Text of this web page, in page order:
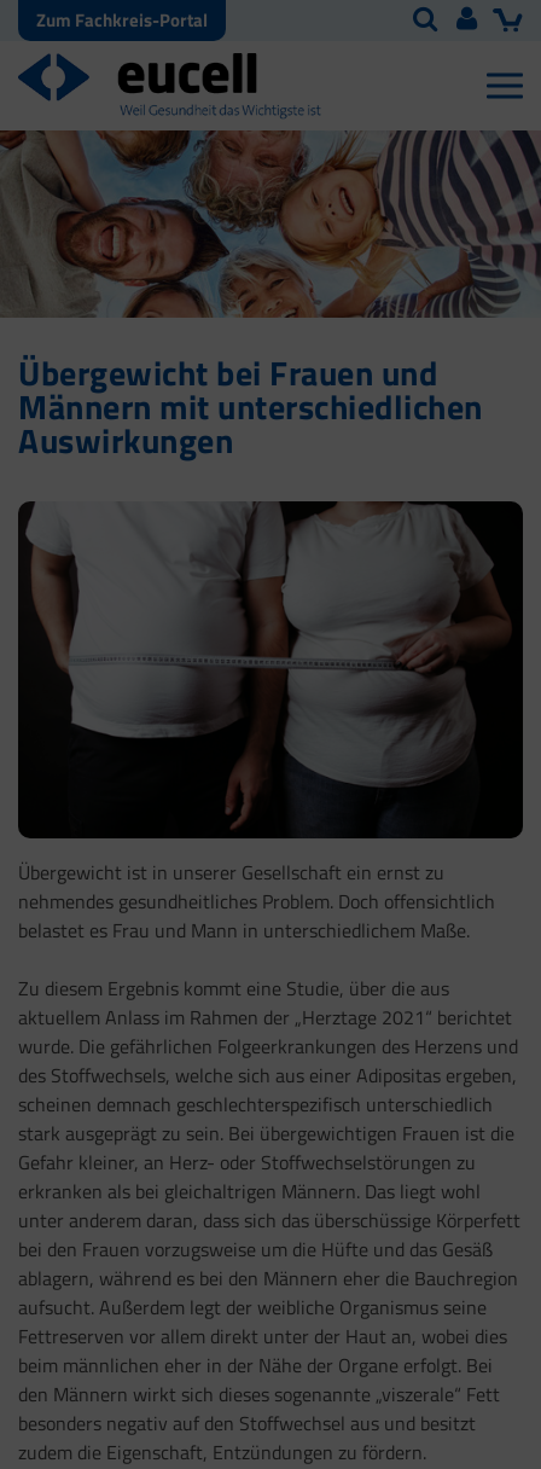
Zum Fachkreis-Portal
Übergewicht bei Frauen und
Männern mit unterschiedlichen
Auswirkungen
Übergewicht ist in unserer Gesellschaft ein ernst zu
nehmendes gesundheitliches Problem. Doch offensichtlich
belastet es Frau und Mann in unterschiedlichem Maße.
Zu diesem Ergebnis kommt eine Studie, über die aus
aktuellem Anlass im Rahmen der „Herztage 2021“ berichtet
wurde. Die gefährlichen Folgeerkrankungen des Herzens und
des Stoffwechsels, welche sich aus einer Adipositas ergeben,
scheinen demnach geschlechterspezifisch unterschiedlich
stark ausgeprägt zu sein. Bei übergewichtigen Frauen ist die
Gefahr kleiner, an Herz- oder Stoffwechselstörungen zu
erkranken als bei gleichaltrigen Männern. Das liegt wohl
unter anderem daran, dass sich das überschüssige Körperfett
bei den Frauen vorzugsweise um die Hüfte und das Gesäß
ablagern, während es bei den Männern eher die Bauchregion
aufsucht. Außerdem legt der weibliche Organismus seine
Fettreserven vor allem direkt unter der Haut an, wobei dies
beim männlichen eher in der Nähe der Organe erfolgt. Bei
den Männern wirkt sich dieses sogenannte „viszerale“ Fett
besonders negativ auf den Stoffwechsel aus und besitzt
zudem die Eigenschaft, Entzündungen zu fördern.